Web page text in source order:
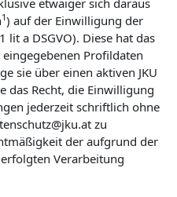
etwaiger sich daraus
1) auf der Einwilligung der
lit a DSGVO). Diese hat das
Profildaten
sie über einen aktiven JKU
das Recht, die Einwilligung
jederzeit schriftlich ohne
zu
der aufgrund der
Verarbeitung